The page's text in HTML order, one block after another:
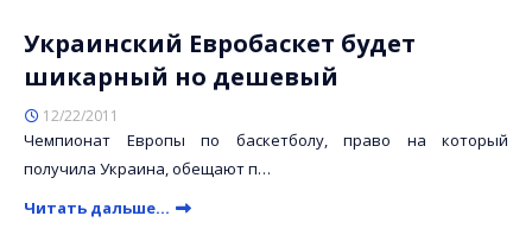
Украинский Евробаскет будет
шикарный но дешевый
12/22/2011
Чемпионат Европы по баскетболу, право на который
получила Украина, обещают п…
Читать дальше...